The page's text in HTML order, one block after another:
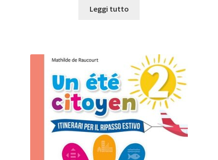
Leggi tutto